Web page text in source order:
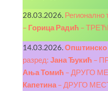
28.03.2026. Регионално
– Горица Радић–
14.03.2026.Општинско
разред: Јана Ђукић–
Ања Томић– ДРУГО
Капетина – ДРУГО